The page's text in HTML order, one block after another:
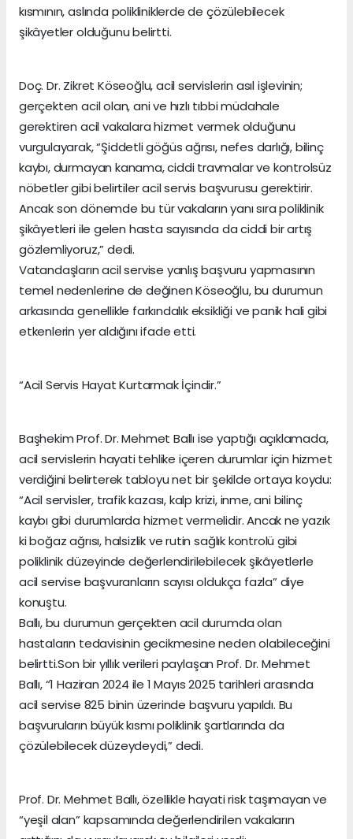
kısmının, aslında polikliniklerde de çözülebilecek
şikâyetler olduğunu belirtti.
Doç. Dr. Zikret Köseoğlu, acil servislerin asıl işlevinin;
gerçekten acil olan, ani ve hızlı tıbbi müdahale
gerektiren acil vakalara hizmet vermek olduğunu
vurgulayarak, “Şiddetli göğüs ağrısı, nefes darlığı, bilinç
kaybı, durmayan kanama, ciddi travmalar ve kontrolsüz
nöbetler gibi belirtiler acil servis başvurusu gerektirir.
Ancak son dönemde bu tür vakaların yanı sıra poliklinik
şikâyetleri ile gelen hasta sayısında da ciddi bir artış
gözlemliyoruz,” dedi.
Vatandaşların acil servise yanlış başvuru yapmasının
temel nedenlerine de değinen Köseoğlu, bu durumun
arkasında genellikle farkındalık eksikliği ve panik hali gibi
etkenlerin yer aldığını ifade etti.
“Acil Servis Hayat Kurtarmak İçindir.”
Başhekim Prof. Dr. Mehmet Ballı ise yaptığı açıklamada,
acil servislerin hayati tehlike içeren durumlar için hizmet
verdiğini belirterek tabloyu net bir şekilde ortaya koydu:
“Acil servisler, trafik kazası, kalp krizi, inme, ani bilinç
kaybı gibi durumlarda hizmet vermelidir. Ancak ne yazık
ki boğaz ağrısı, halsizlik ve rutin sağlık kontrolü gibi
poliklinik düzeyinde değerlendirilebilecek şikâyetlerle
acil servise başvuranların sayısı oldukça fazla” diye
konuştu.
Ballı, bu durumun gerçekten acil durumda olan
hastaların tedavisinin gecikmesine neden olabileceğini
belirtti.Son bir yıllık verileri paylaşan Prof. Dr. Mehmet
Ballı, “1 Haziran 2024 ile 1 Mayıs 2025 tarihleri arasında
acil servise 825 binin üzerinde başvuru yapıldı. Bu
başvuruların büyük kısmı poliklinik şartlarında da
çözülebilecek düzeydeydi,” dedi.
Prof. Dr. Mehmet Ballı, özellikle hayati risk taşımayan ve
“yeşil alan” kapsamında değerlendirilen vakaların